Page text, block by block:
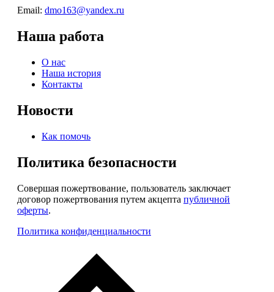
Email: dmo163@yandex.ru
Наша работа
О нас
Наша история
Контакты
Новости
Как помочь
Политика безопасности
Совершая пожертвование, пользователь заключает
договор пожертвования путем акцепта публичной
оферты.
Политика конфиденциальности